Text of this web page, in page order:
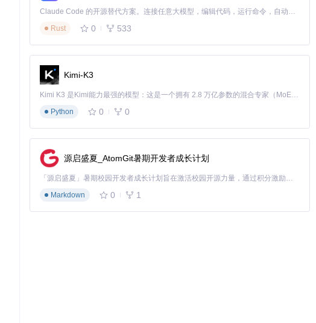
Claude Code 的开源替代方案。连接任意大模型，编辑代码，运行命令，自动验证 — 全自动执行。用 Rust 构建，极致性能。 ｜ An open-source alternative to Claude Code. Connect any LLM, edit code, run commands, and verify changes — autonomously. Built in Rust for speed. Get Started
Rust
0 533
Kimi-K3
Kimi K3 是Kimi能力最强的模型：这是一个拥有 2.8 万亿参数的混合专家（MoE）模型，具备原生视觉理解能力，并支持 100 万 token 的上下文窗口。
Python
0 0
源启盛夏_AtomGit暑期开发者成长计划
「源启盛夏」暑期校园开发者成长计划旨在激活校园开源力量，通过积分激励、认证扶持、资源倾斜等形式，引导高校组织和开发者完成「入驻 — 建项目 — 做贡献 — 获认证 — 得资源」的完整闭环。无论你是想带领社团入驻平台的组织者，还是希望用代码贡献证明自己的开发者，都能在这里找到属于你的成长路径。
Markdown
0 1